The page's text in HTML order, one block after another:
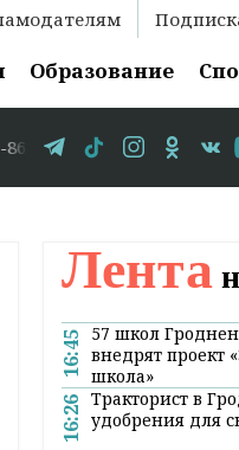
Образование
Лента
16:45
57 школ
внедрят проект
школа»
16:26 Тракторист в
удобрения для